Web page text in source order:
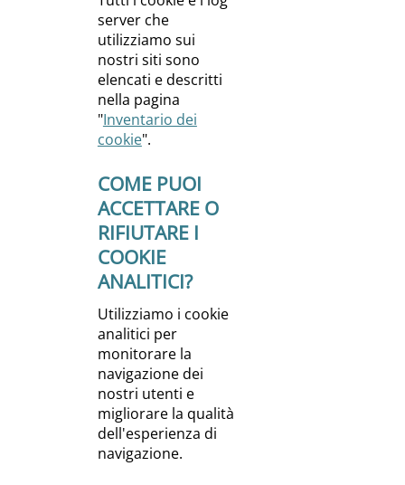
server che
utilizziamo sui
nostri siti sono
elencati e descritti
nella pagina
"Inventario dei
cookie".
COME PUOI
ACCETTARE O
RIFIUTARE I
COOKIE
ANALITICI?
Utilizziamo i cookie
analitici per
monitorare la
navigazione dei
nostri utenti e
migliorare la qualità
dell'esperienza di
navigazione.